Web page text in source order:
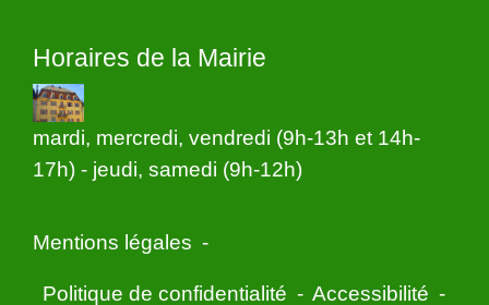
Horaires de la Mairie
mardi, mercredi, vendredi (9h-13h et 14h-
17h) - jeudi, samedi (9h-12h)
Mentions légales -
Politique de confidentialité - Accessibilité -